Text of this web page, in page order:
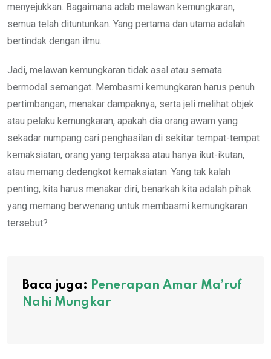
menyejukkan. Bagaimana adab melawan kemungkaran,
semua telah dituntunkan. Yang pertama dan utama adalah
bertindak dengan ilmu.
Jadi, melawan kemungkaran tidak asal atau semata
bermodal semangat. Membasmi kemungkaran harus penuh
pertimbangan, menakar dampaknya, serta jeli melihat objek
atau pelaku kemungkaran, apakah dia orang awam yang
sekadar numpang cari penghasilan di sekitar tempat-tempat
kemaksiatan, orang yang terpaksa atau hanya ikut-ikutan,
atau memang dedengkot kemaksiatan. Yang tak kalah
penting, kita harus menakar diri, benarkah kita adalah pihak
yang memang berwenang untuk membasmi kemungkaran
tersebut?
Baca juga: Penerapan Amar Ma’ruf
Nahi Mungkar